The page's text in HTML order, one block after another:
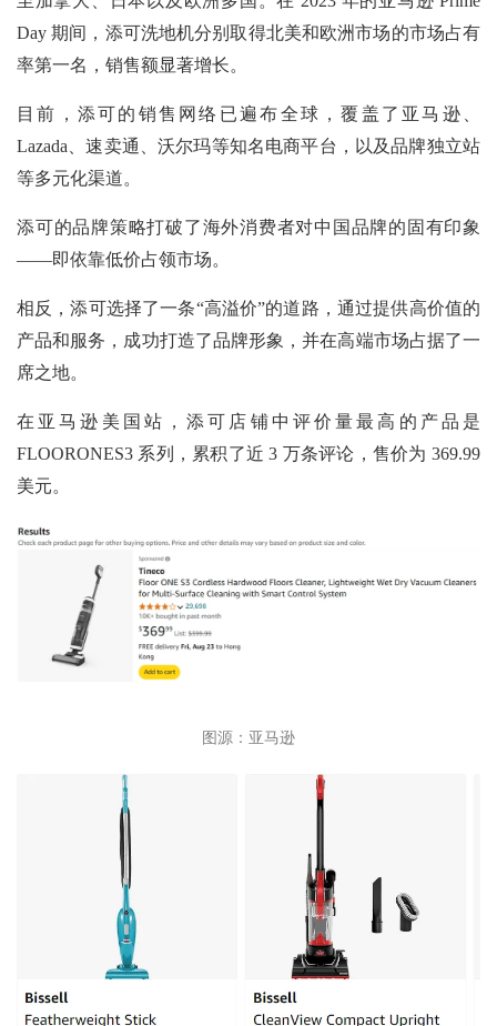
Day 期间，添可洗地机分别取得北美和欧洲市场的市场占有
率第一名，销售额显著增长。
目前，添可的销售网络已遍布全球，覆盖了亚马逊、
Lazada、速卖通、沃尔玛等知名电商平台，以及品牌独立站
等多元化渠道。
添可的品牌策略打破了海外消费者对中国品牌的固有印象
——即依靠低价占领市场。
相反，添可选择了一条“高溢价”的道路，通过提供高价值的
产品和服务，成功打造了品牌形象，并在高端市场占据了一
席之地。
在亚马逊美国站，添可店铺中评价量最高的产品是
FLOORONES3 系列，累积了近 3 万条评论，售价为 369.99
美元。
图源：亚马逊